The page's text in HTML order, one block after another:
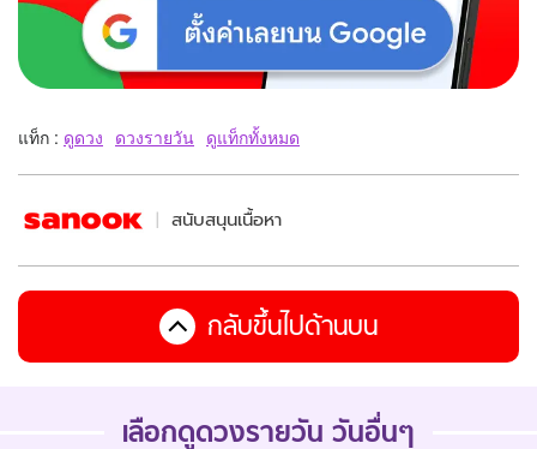
แท็ก : ดูดวง ดวงรายวัน ดูแท็กทั้งหมด
สนับสนุนเนื้อหา
กลับขึ้นไปด้านบน
เลือกดูดวงรายวัน วันอื่นๆ